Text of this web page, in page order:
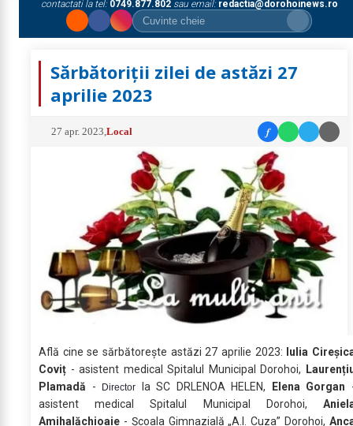
contactati la tel: 0749.877.802sau email: redactia@dorohoinews.ro
Sărbătoriții zilei de astăzi 27
aprilie 2023
27 apr. 2023 ,Local f
Află cine se sărbătoreşte astăzi 27 aprilie 2023:
Iulia
Coviț - asistent medical Spitalul Municipal Dorohoi,
Plamadă - Director la SC DRLENOA HELEN, Elena Gorgan
asistent medical Spitalul Municipal Dorohoi,
Amihalăchioaie - Școala Gimnazială „A.I. Cuza” Dorohoi,